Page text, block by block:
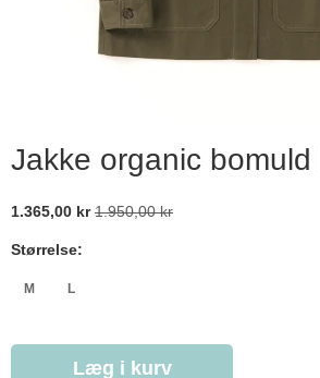
Jakke organic bomuld
1.365,00 kr 1.950,00 kr
Størrelse:
M L
Læg i kurv